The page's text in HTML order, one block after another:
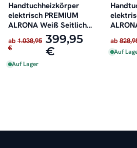
Handtuchheizkörper
elektrisch PREMIUM
ALRONA Weiß Seitlich
offen inkl. Heizstab
ab 1.038,95
€
399,95
€
Auf Lager
oder
ab
Auf